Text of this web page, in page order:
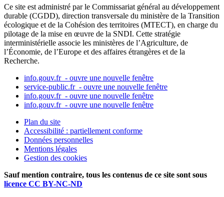
Ce site est administré par le Commissariat général au développement
durable (CGDD), direction transversale du ministère de la Transition
écologique et de la Cohésion des territoires (MTECT), en charge du
pilotage de la mise en œuvre de la SNDI. Cette stratégie
interministérielle associe les ministères de l’Agriculture, de
l’Économie, de l’Europe et des affaires étrangères et de la
Recherche.
info.gouv.fr - ouvre une nouvelle fenêtre
service-public.fr - ouvre une nouvelle fenêtre
info.gouv.fr - ouvre une nouvelle fenêtre
info.gouv.fr - ouvre une nouvelle fenêtre
Plan du site
Accessibilité : partiellement conforme
Données personnelles
Mentions légales
Gestion des cookies
Sauf mention contraire, tous les contenus de ce site sont sous
licence CC BY-NC-ND